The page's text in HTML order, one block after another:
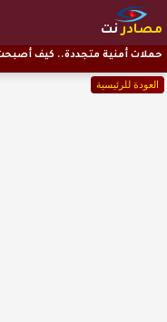
مصادرنت
العودة للرئيسية
حملات أمنية متجددة.. كيف